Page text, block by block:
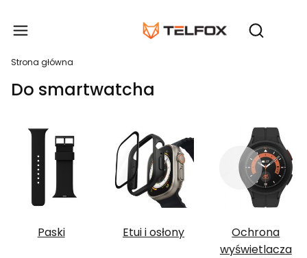
Otwórz
Strona główna
Do smartwatcha
Paski Etui i osłony
Ochrona
wyświetlacza